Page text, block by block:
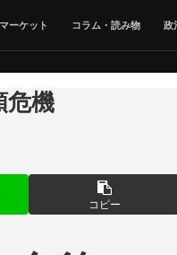
ーケット コラム・読み物 政
危機
コピー